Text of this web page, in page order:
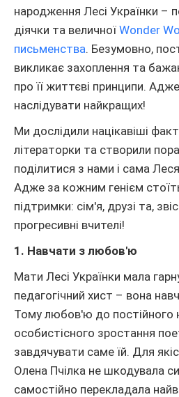
народження Лесі Українки –
діячки та величної Wonder
письменства. Безумовно,
викликає захоплення та
про її життєві принципи.
наслідувати найкращих!
Ми дослідили націкавіші
літераторки та створили
поділитися з нами і сама Леся
Адже за кожним генієм
підтримки: сім'я, друзі та,
прогресивні вчителі!
1. Навчати з любов'ю
Мати Лесі Українки мала
педагогічний хист – вона
Тому любов'ю до постійного
особистісного зростання
завдячувати саме їй. Для
Олена Пчілка не шкодувала
самостійно перекладала